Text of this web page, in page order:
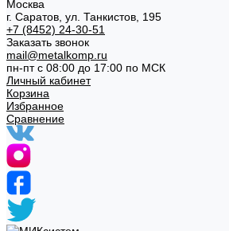
Москва
г. Саратов, ул. Танкистов, 195
+7 (8452) 24-30-51
Заказать звонок
mail@metalkomp.ru
пн-пт с 08:00 до 17:00 по МСК
Личный кабинет
Корзина
Избранное
Сравнение